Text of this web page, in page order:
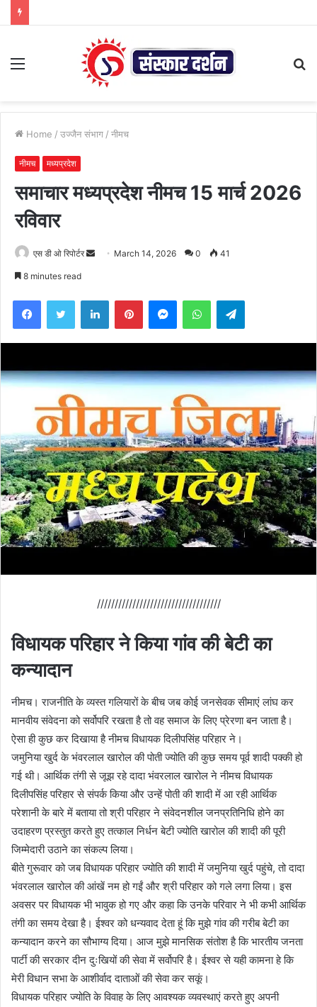
Menu
Home / उज्जैन संभाग / नीमच
नीमच मध्यप्रदेश
समाचार मध्यप्रदेश नीमच 15 मार्च 2026
रविवार
एस डी ओ रिपोर्टर
Send March 14, 2026 0 41
8 minutes read
FacebookTwitter LinkedInPinterestMessengerWhatsAppTelegram
///////////////////////////////////
विधायक परिहार ने किया गांव की बेटी का
कन्यादान
नीमच। राजनीति के व्यस्त गलियारों के बीच जब कोई जनसेवक सीमाएं लांघ कर
मानवीय संवेदना को सर्वोपरि रखता है तो वह समाज के लिए प्रेरणा बन जाता है।
ऐसा ही कुछ कर दिखाया है नीमच विधायक दिलीपसिंह परिहार ने।
जमुनिया खुर्द के भंवरलाल खारोल की पोती ज्योति की कुछ समय पूर्व शादी पक्की हो
गई थी। आर्थिक तंगी से जूझ रहे दादा भंवरलाल खारोल ने नीमच विधायक
दिलीपसिंह परिहार से संपर्क किया और उन्हें पोती की शादी में आ रही आर्थिक
परेशानी के बारे में बताया तो श्री परिहार ने संवेदनशील जनप्रतिनिधि होने का
उदाहरण प्रस्तुत करते हुए तत्काल निर्धन बेटी ज्योति खारोल की शादी की पूरी
जिम्मेदारी उठाने का संकल्प लिया।
बीते गुरूवार को जब विधायक परिहार ज्योति की शादी में जमुनिया खुर्द पहुंचे, तो दादा
भंवरलाल खारोल की आंखें नम हो गईं और श्री परिहार को गले लगा लिया। इस
अवसर पर विधायक भी भावुक हो गए और कहा कि उनके परिवार ने भी कभी आर्थिक
तंगी का समय देखा है। ईश्वर को धन्यवाद देता हूं कि मुझे गांव की गरीब बेटी का
कन्यादान करने का सौभाग्य दिया। आज मुझे मानसिक संतोश है कि भारतीय जनता
पार्टी की सरकार दीन दुःखियों की सेवा में सर्वोपरि है। ईश्वर से यही कामना हे कि
मेरी विधान सभा के आशीर्वाद दाताओं की सेवा कर सकूं।
विधायक परिहार ज्योति के विवाह के लिए आवश्यक व्यवस्थाएं करते हुए अपनी